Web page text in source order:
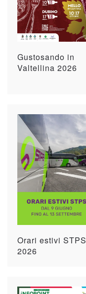
Gustosando in
Valtellina 2026
Orari estivi STPS
2026